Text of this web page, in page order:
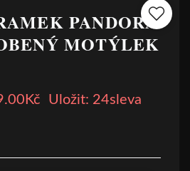
PANDORA
MOTÝLEK
Uložit: 24sleva